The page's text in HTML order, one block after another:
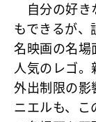
自分の好き
もできるが、
名映画の名場
人気のレゴ。
外出制限の影
ニエルも、こ